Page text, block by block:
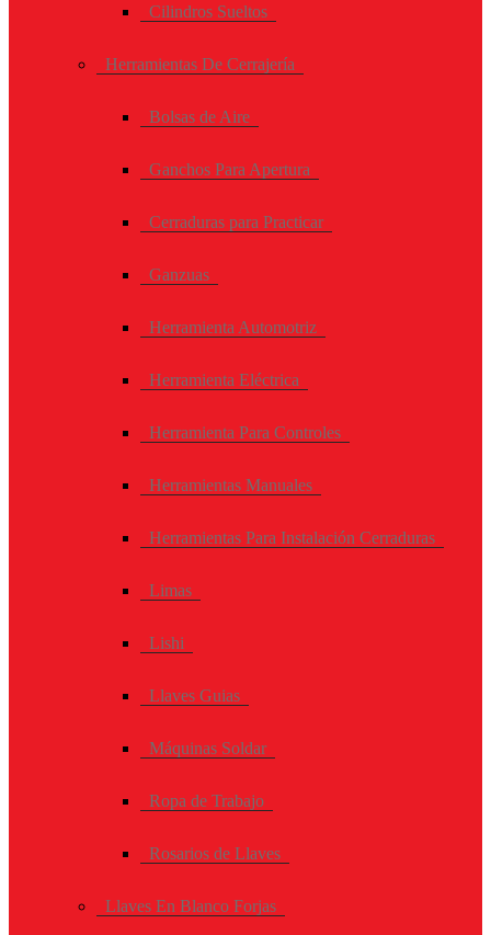
Cilindros Sueltos
Herramientas De Cerrajería
Bolsas de Aire
Ganchos Para Apertura
Cerraduras para Practicar
Ganzuas
Herramienta Automotriz
Herramienta Eléctrica
Herramienta Para Controles
Herramientas Manuales
Herramientas Para Instalación Cerraduras
Limas
Lishi
Llaves Guias
Máquinas Soldar
Ropa de Trabajo
Rosarios de Llaves
Llaves En Blanco Forjas